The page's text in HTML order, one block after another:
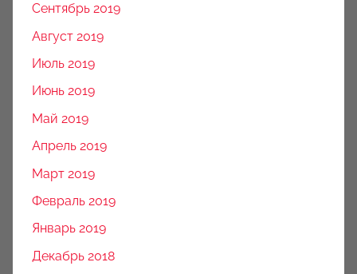
Сентябрь 2019
Август 2019
Июль 2019
Июнь 2019
Май 2019
Апрель 2019
Март 2019
Февраль 2019
Январь 2019
Декабрь 2018